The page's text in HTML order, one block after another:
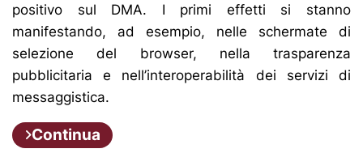
positivo sul DMA. I primi effetti si stanno
manifestando, ad esempio, nelle schermate di
selezione del browser, nella trasparenza
pubblicitaria e nell’interoperabilità dei servizi di
messaggistica.
Continua